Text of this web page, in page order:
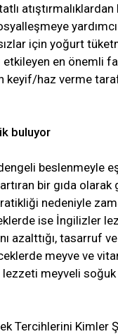
için yoğurt
en önemli
keyif/haz verme
buluyor
beslenmeyle
bir gıda olarak
nedeniyle
ise İngilizler
azalttığı, tasarruf
meyve ve
lezzeti meyveli
Tercihlerini Kimler